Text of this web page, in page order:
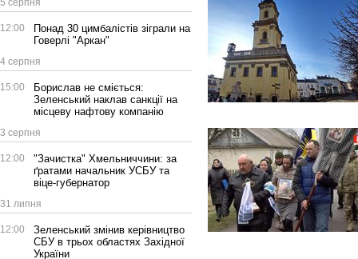
5 серпня
12:00
Понад 30 цимбалістів зіграли на
Говерлі "Аркан"
4 серпня
15:00
Борислав не сміється:
Зеленський наклав санкції на
місцеву нафтову компанію
3 серпня
12:00
"Зачистка" Хмельниччини: за
ґратами начальник УСБУ та
віце-губернатор
31 липня
12:00
Зеленський змінив керівництво
СБУ в трьох областях Західної
України